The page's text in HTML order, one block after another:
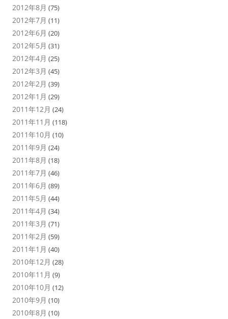
2012年8月 (75)
2012年7月 (11)
2012年6月 (20)
2012年5月 (31)
2012年4月 (25)
2012年3月 (45)
2012年2月 (39)
2012年1月 (29)
2011年12月 (24)
2011年11月 (118)
2011年10月 (10)
2011年9月 (24)
2011年8月 (18)
2011年7月 (46)
2011年6月 (89)
2011年5月 (44)
2011年4月 (34)
2011年3月 (71)
2011年2月 (59)
2011年1月 (40)
2010年12月 (28)
2010年11月 (9)
2010年10月 (12)
2010年9月 (10)
2010年8月 (10)